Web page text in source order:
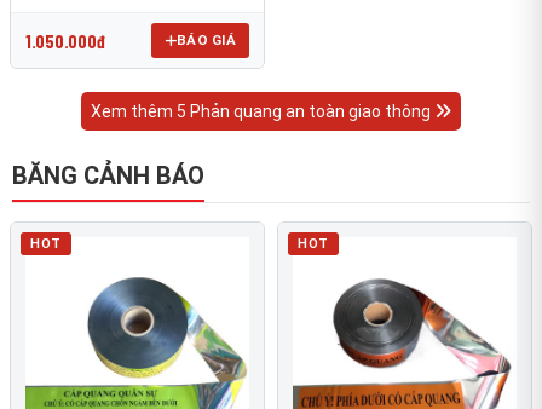
1.050.000đ BÁO GIÁ
Xem thêm 5 Phản quang an toàn giao thông
BĂNG CẢNH BÁO
HOT HOT